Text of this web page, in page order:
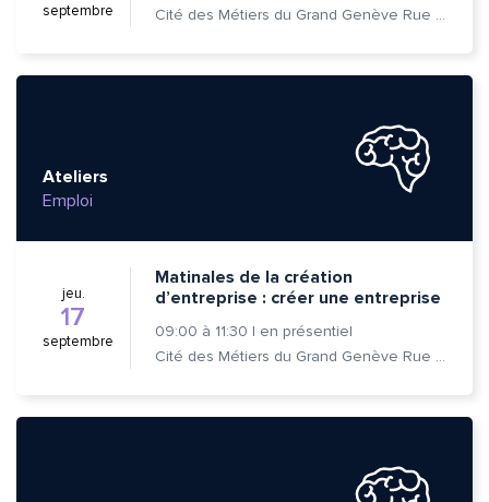
septembre Cité des Métiers du Grand Genève Rue Prévost-Martin 6 1205 Genève
Ateliers
Emploi
jeu.
17
septembre
Matinales de la création
d’entreprise : créer une entreprise
09:00 à 11:30 | en présentiel
Cité des Métiers du Grand Genève Rue Prévost-Martin 6 1205 Genève